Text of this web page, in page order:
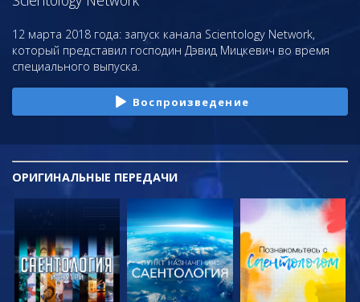
12 марта 2018 года: запуск канала Scientology Network,
который представил господин Дэвид Мицкевич во время
специального выпуска.
Воспроизведение
ОРИГИНАЛЬНЫЕ ПЕРЕДАЧИ